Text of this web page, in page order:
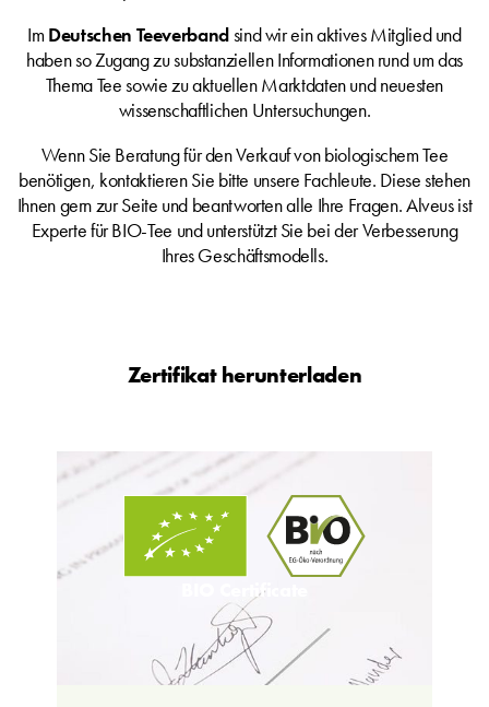
ImDeutschen Teeverbandsind wir ein aktives Mitglied und
haben so Zugang zu substanziellen Informationen rund um das
Thema Tee sowie zu aktuellen Marktdaten und neuesten
wissenschaftlichen Untersuchungen.
Wenn Sie Beratung für den Verkauf von biologischem Tee
benötigen, kontaktieren Sie bitte unsere Fachleute. Diese stehen
Ihnen gern zur Seite und beantworten alle Ihre Fragen. Alveus ist
Experte für BIO-Tee und unterstützt Sie bei der Verbesserung
Ihres Geschäftsmodells.
Zertifikat herunterladen
BIO Certificate